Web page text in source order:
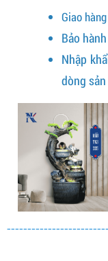
Giao
Bảo
Nhập
dòng